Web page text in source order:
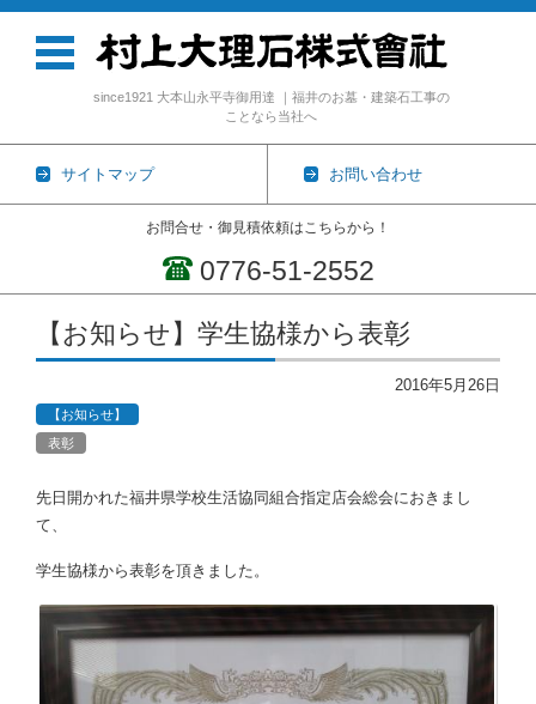
since1921 大本山永平寺御用達 ｜福井のお墓・建築石工事の
ことなら当社へ
サイトマップ お問い合わせ
お問合せ・御見積依頼はこちらから！
0776-51-2552
コンテンツに移動
【お知らせ】学生協様から表彰
2016年5月26日
【お知らせ】
表彰
先日開かれた福井県学校生活協同組合指定店会総会におきまし
て、
学生協様から表彰を頂きました。